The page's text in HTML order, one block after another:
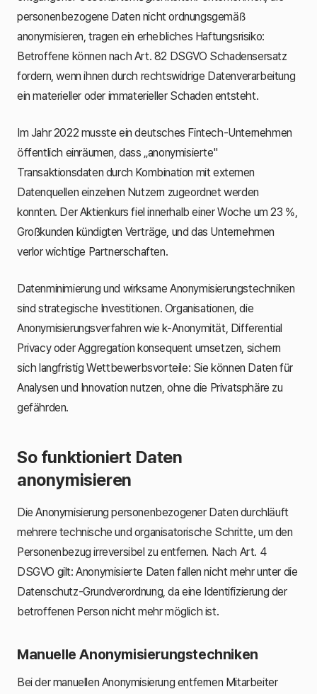
personenbezogene Daten nicht ordnungsgemäß
anonymisieren, tragen ein erhebliches Haftungsrisiko:
Betroffene können nach Art. 82 DSGVO Schadensersatz
fordern, wenn ihnen durch rechtswidrige Datenverarbeitung
ein materieller oder immaterieller Schaden entsteht.
Im Jahr 2022 musste ein deutsches Fintech-Unternehmen
öffentlich einräumen, dass „anonymisierte"
Transaktionsdaten durch Kombination mit externen
Datenquellen einzelnen Nutzern zugeordnet werden
konnten. Der Aktienkurs fiel innerhalb einer Woche um 23 %,
Großkunden kündigten Verträge, und das Unternehmen
verlor wichtige Partnerschaften.
Datenminimierung und wirksame Anonymisierungstechniken
sind strategische Investitionen. Organisationen, die
Anonymisierungsverfahren wie k-Anonymität, Differential
Privacy oder Aggregation konsequent umsetzen, sichern
sich langfristig Wettbewerbsvorteile: Sie können Daten für
Analysen und Innovation nutzen, ohne die Privatsphäre zu
gefährden.
So funktioniert Daten
anonymisieren
Die Anonymisierung personenbezogener Daten durchläuft
mehrere technische und organisatorische Schritte, um den
Personenbezug irreversibel zu entfernen. Nach Art. 4
DSGVO gilt: Anonymisierte Daten fallen nicht mehr unter die
Datenschutz-Grundverordnung, da eine Identifizierung der
betroffenen Person nicht mehr möglich ist.
Manuelle Anonymisierungstechniken
Bei der manuellen Anonymisierung entfernen Mitarbeiter